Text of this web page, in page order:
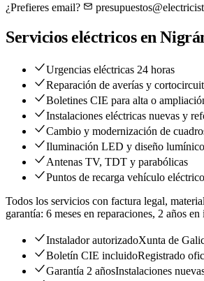
¿Prefieres email?
Servicios eléctricos en
Urgencias eléctricas 24 horas
Reparación de averías y
Boletines CIE para alta o
Instalaciones eléctricas nuevas y
Cambio y modernización de
Iluminación LED y diseño lumínico
Antenas TV, TDT y parabólicas
Puntos de recarga vehículo eléctrico
Todos los servicios con factura legal,
garantía: 6 meses en reparaciones, 2 años
Instalador autorizadoXunta de
Boletín CIE incluidoRegistrado
Garantía 2 añosInstalaciones